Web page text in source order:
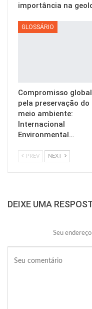
importância na
GLOSSÁRIO
Compromisso global
pela preservação do
meio ambiente:
Internacional
Environmental…
PREV NEXT
DEIXE UMA
Seu